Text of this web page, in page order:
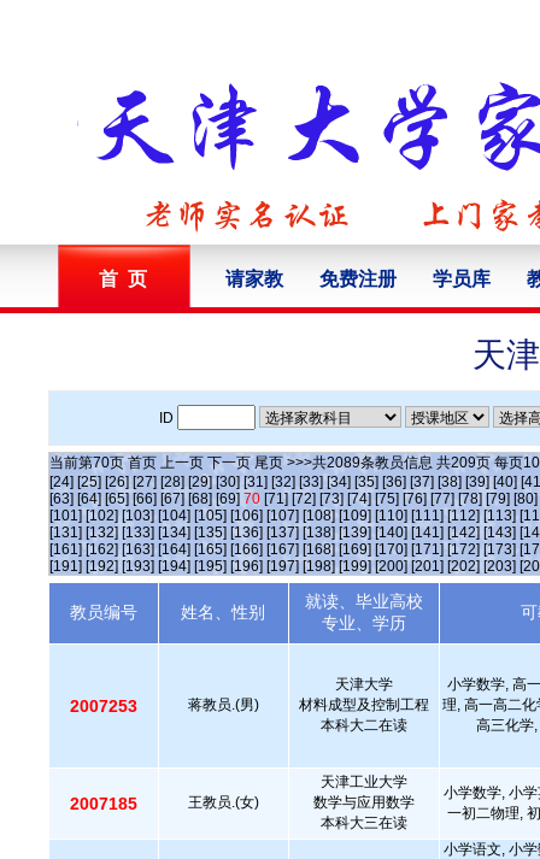
首 页 请家教 免费注册 学员库
天
ID
当前第70页 首页 上一页 下一页 尾页 >>>共2089条教员信息 共209页 每页10
[24] [25] [26] [27] [28] [29] [30] [31] [32] [33] [34] [35] [36] [37] [38] [39] [40]
[63] [64] [65] [66] [67] [68] [69] 70 [71] [72] [73] [74] [75] [76] [77] [78] [79] [80]
[101] [102] [103] [104] [105] [106] [107] [108] [109] [110] [111] [112] [113]
[131] [132] [133] [134] [135] [136] [137] [138] [139] [140] [141] [142] [143]
[161] [162] [163] [164] [165] [166] [167] [168] [169] [170] [171] [172] [173]
[191] [192] [193] [194] [195] [196] [197] [198] [199] [200] [201] [202] [203]
教员编号 姓名、性别
就读、毕业高校
专业、学历
2007253 蒋教员.(男)
天津大学
材料成型及控制工程
本科大二在读
小学数学, 高
理, 高一高二
高三化学
2007185 王教员.(女)
天津工业大学
数学与应用数学
本科大三在读
小学数学, 小
一初二物理,
小学语文, 小